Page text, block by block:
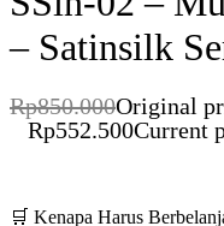
– Satinsilk
Rp850.000Original
Rp552.500Current
🛒 Kenapa Harus